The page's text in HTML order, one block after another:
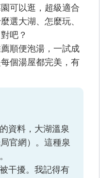
可以逛，超級適合
選大湖、怎麼玩、
吧？
順便泡湯，一試成
個湯屋都完美，有
資料，大湖溫泉
官網 ）。這種泉
干擾。我記得有